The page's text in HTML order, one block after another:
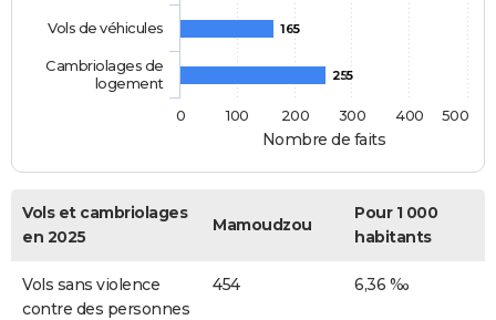
Nombre de faits
165
255
Vols de véhicules
Cambriolages de
logement
0
100 200 300 400 500
Vols et cambriolages
en 2025
Mamoudzou
Pour 1 000
habitants
Vols sans violence
contre des personnes
454 6,36 ‰